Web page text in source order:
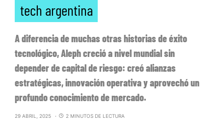
tech argentina
A diferencia de muchas otras historias de éxito
tecnológico, Aleph creció a nivel mundial sin
depender de capital de riesgo: creó alianzas
estratégicas, innovación operativa y aprovechó un
profundo conocimiento de mercado.
29 ABRIL, 2025 2 MINUTOS DE LECTURA